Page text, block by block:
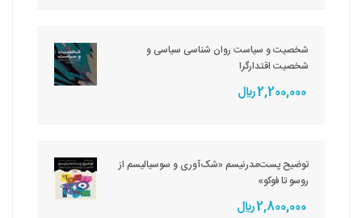
شخصیت و سیاست روان شناسی سیاسی و
شخصیت اقتدارگرا
2,200,000 ريال
توضیح پست‌مدرنیسم «شک‌آوری و سوسیالیسم از
روسو تا فوکو»
2,800,000 ريال